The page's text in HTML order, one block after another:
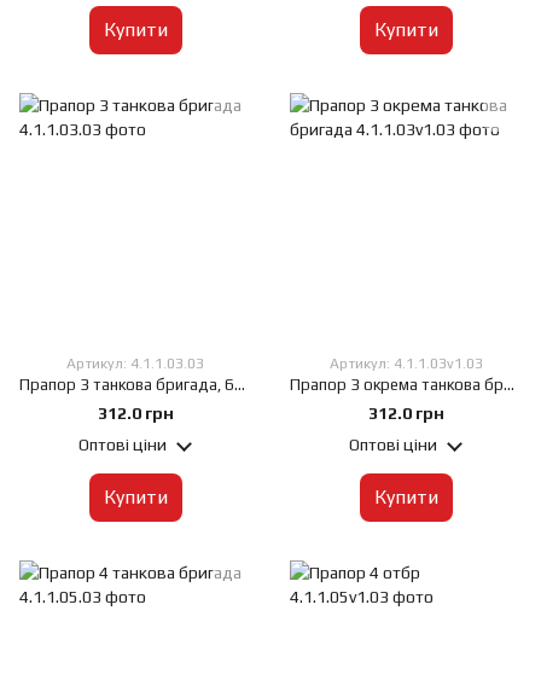
Купити Купити
Артикул: 4.1.1.03.03
Прапор 3 танкова бригада, 60х90 см, Штучний шовк 50 г/м², Сублімаційний друк, односторонній, Кишеня під древко зліва
312.0 грн
Оптові ціни
Купити
Артикул: 4.1.1.03v1.03
Прапор 3 окрема танкова бригада, 60х90 см, Штучний шовк 50 г/м², Сублімаційний друк, односторонній, Кишеня під древко зліва
312.0 грн
Оптові ціни
Купити